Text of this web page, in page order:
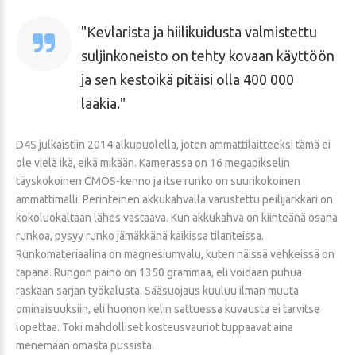
Kevlarista ja hiilikuidusta valmistettu
suljinkoneisto on tehty kovaan käyttöön
ja sen kestoikä pitäisi olla 400 000
laakia.
D4S julkaistiin 2014 alkupuolella, joten ammattilaitteeksi tämä ei
ole vielä ikä, eikä mikään. Kamerassa on 16 megapikselin
täyskokoinen CMOS-kenno ja itse runko on suurikokoinen
ammattimalli. Perinteinen akkukahvalla varustettu peilijärkkäri on
kokoluokaltaan lähes vastaava. Kun akkukahva on kiinteänä osana
runkoa, pysyy runko jämäkkänä kaikissa tilanteissa.
Runkomateriaalina on magnesiumvalu, kuten näissä vehkeissä on
tapana. Rungon paino on 1350 grammaa, eli voidaan puhua
raskaan sarjan työkalusta. Sääsuojaus kuuluu ilman muuta
ominaisuuksiin, eli huonon kelin sattuessa kuvausta ei tarvitse
lopettaa. Toki mahdolliset kosteusvauriot tuppaavat aina
menemään omasta pussista.